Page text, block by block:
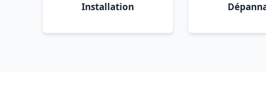
Installation